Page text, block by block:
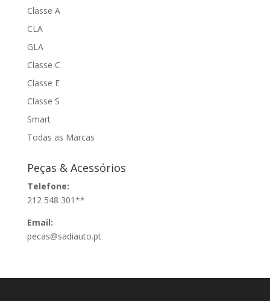
Classe A
CLA
GLA
Classe C
Classe E
Classe S
Smart
Todas as Marcas
Peças & Acessórios
Telefone:
212 548 301**
Email:
pecas@sadiauto.pt